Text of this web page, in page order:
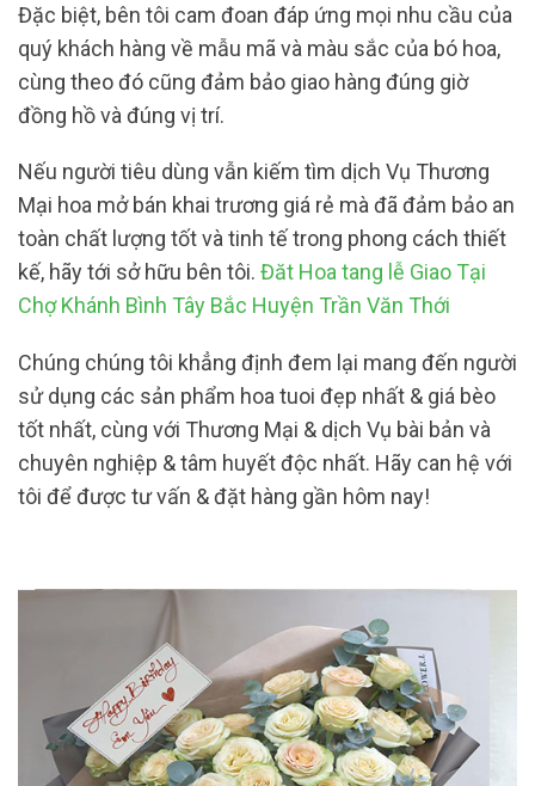
Đặc biệt, bên tôi cam đoan đáp ứng mọi nhu cầu của
quý khách hàng về mẫu mã và màu sắc của bó hoa,
cùng theo đó cũng đảm bảo giao hàng đúng giờ
đồng hồ và đúng vị trí.
Nếu người tiêu dùng vẫn kiếm tìm dịch Vụ Thương
Mại hoa mở bán khai trương giá rẻ mà đã đảm bảo an
toàn chất lượng tốt và tinh tế trong phong cách thiết
kế, hãy tới sở hữu bên tôi. Đăt Hoa tang lễ Giao Tại
Chợ Khánh Bình Tây Bắc Huyện Trần Văn Thới
Chúng chúng tôi khẳng định đem lại mang đến người
sử dụng các sản phẩm hoa tuoi đẹp nhất & giá bèo
tốt nhất, cùng với Thương Mại & dịch Vụ bài bản và
chuyên nghiệp & tâm huyết độc nhất. Hãy can hệ với
tôi để được tư vấn & đặt hàng gần hôm nay!